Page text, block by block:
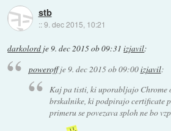
stb
::9. dec 2015, 10:21
darkolord je9. dec 2015 ob 09:31 izjavil:
poweroffje9. dec 2015 ob 09:00izjavil:
Kaj pa tisti, ki uporabljajo Chrome
brskalnike, ki podpirajo certificate
primeru se povezava sploh ne bo